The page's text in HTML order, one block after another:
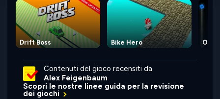
Drift Boss Bike Hero Off
Contenuti del gioco recensiti da
Alex Feigenbaum
Scopri le nostre linee guida per la revisione
dei giochi